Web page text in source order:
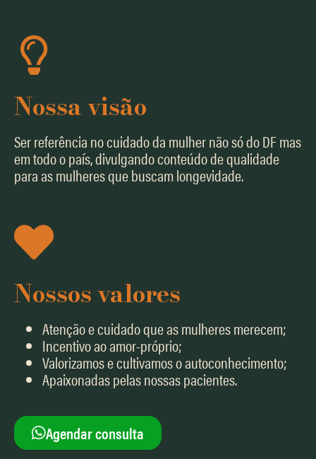
Nossa visão
Ser referência no cuidado da mulher não só do DF mas
em todo o país, divulgando conteúdo de qualidade
para as mulheres que buscam longevidade.
Nossos valores
Atenção e cuidado que as mulheres merecem;
Incentivo ao amor-próprio;
Valorizamos e cultivamos o autoconhecimento;
Apaixonadas pelas nossas pacientes.
Agendar consulta